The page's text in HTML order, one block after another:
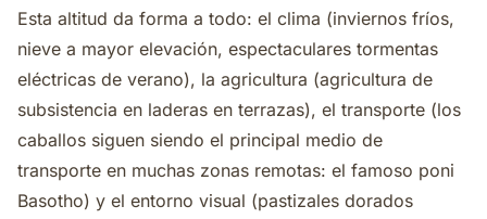
Esta altitud da forma a todo: el clima (inviernos fríos,
nieve a mayor elevación, espectaculares tormentas
eléctricas de verano), la agricultura (agricultura de
subsistencia en laderas en terrazas), el transporte (los
caballos siguen siendo el principal medio de
transporte en muchas zonas remotas: el famoso poni
Basotho) y el entorno visual (pastizales dorados